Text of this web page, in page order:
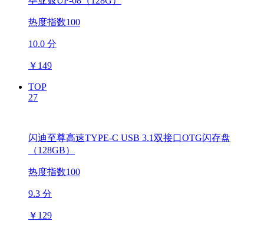
热度指数100
10.0 分
￥ 149
TOP
27
闪迪至尊高速TYPE-C USB 3.1双接口OTG闪存盘
（128GB）
热度指数100
9.3 分
￥ 129